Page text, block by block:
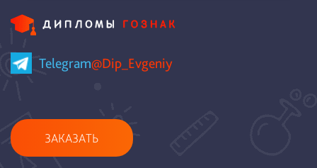
Telegram@Dip_Evgeniy
ЗАКАЗАТЬ